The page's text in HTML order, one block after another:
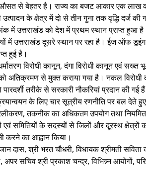
औसत से बेहतर है। राज्य का बजट आकार एक
उत्पादन के क्षेत्र में दो से तीन गुना तक वृद्धि दर्ज
में उत्तराखंड को देश में प्रथम स्थान प्राप्त हुआ
में उत्तराखंड दूसरे स्थान पर रहा है। ईज ऑफ डूइंग
हुई है।
विरोधी कानून, दंगा विरोधी कानून एवं सख्त
अतिक्रमण से मुक्त कराया गया है। नकल विरोधी
तरीके से सरकारी नौकरियां प्रदान की गई
के लिए चार सूत्रीय रणनीति पर बल देते
तकनीक का अधिकतम उपयोग तथा नियमित
समितियों के सदस्यों से जिलों और दूरस्थ क्षेत्रों
करने का आह्वान किया।
दास, श्री भरत चौधरी, विधायक श्रीमती सविता
अपर सचिव श्री प्रकाश चन्द्र, विभिन्न्न आयोगों,